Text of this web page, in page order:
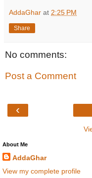
AddaGhar at 2:25 PM
Share
No comments:
Post a Comment
‹
About Me
AddaGhar
View my complete profile